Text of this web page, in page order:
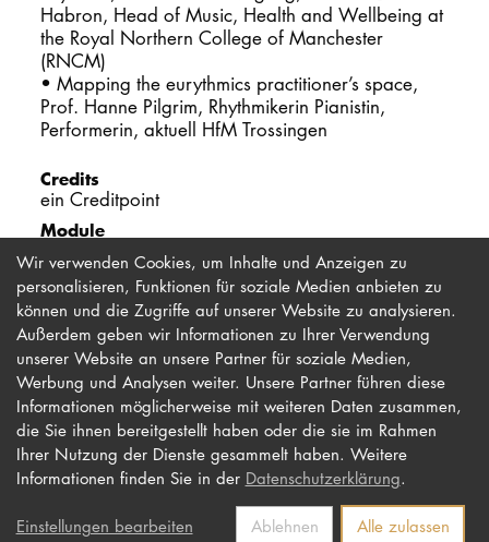
Habron, Head of Music, Health and Wellbeing at
the Royal Northern College of Manchester
(RNCM)
• Mapping the eurythmics practitioner’s space,
Prof. Hanne Pilgrim, Rhythmikerin Pianistin,
Performerin, aktuell HfM Trossingen
Credits
ein Creditpoint
Module
Kernmodul 2 EMP
Impressum
Datenschutz
Kontakt
Newsletter
Barrierefreiheit
Wir verwenden Cookies, um Inhalte und Anzeigen zu
personalisieren, Funktionen für soziale Medien anbieten zu
können und die Zugriffe auf unserer Website zu analysieren.
Außerdem geben wir Informationen zu Ihrer Verwendung
unserer Website an unsere Partner für soziale Medien,
Werbung und Analysen weiter. Unsere Partner führen diese
Informationen möglicherweise mit weiteren Daten zusammen,
die Sie ihnen bereitgestellt haben oder die sie im Rahmen
Ihrer Nutzung der Dienste gesammelt haben. Weitere
Informationen finden Sie in der Datenschutzerklärung.
Einstellungen bearbeiten Ablehnen Alle zulassen